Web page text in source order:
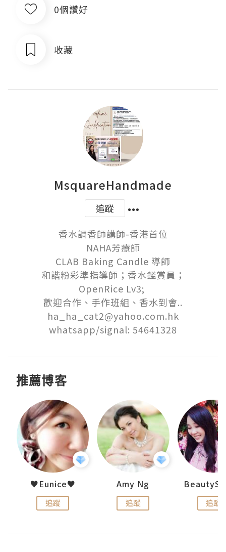
0個讚好
收藏
MsquareHandmade
追蹤
香水調香師講師-香港首位
NAHA芳療師
CLAB Baking Candle 導師
和諧粉彩準指導師；香水鑑賞員；
OpenRice Lv3;
歡迎合作、手作班組、香水到會..
ha_ha_cat2@yahoo.com.hk
推薦博客
♥Eunice♥
追蹤
Amy Ng
追蹤 追蹤